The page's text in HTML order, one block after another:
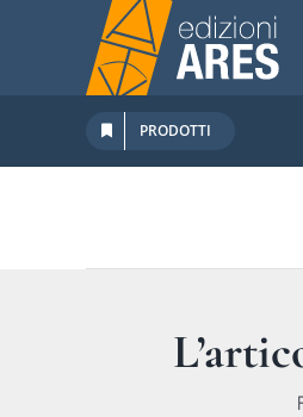
contenuto
PRODOTTI